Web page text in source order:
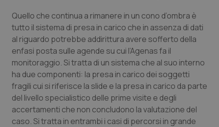
Provincia Autonoma di Trento
Puglia
Sardegna
Sicilia
Ipertensione & Scompenso
Malattie rare
Malattia di Crohn & Rettocolite Ulcerosa
Neuroscienze & patologie neurodegenerative
Quello che continua a rimanere in un cono d’ombra è
tutto il sistema di presa in carico che in assenza di dati
al riguardo potrebbe addirittura avere sofferto della
enfasi posta sulle agende su cui l’Agenas fa il
monitoraggio. Si tratta di un sistema che al suo interno
ha due componenti: la presa in carico dei soggetti
fragili cui si riferisce la slide e la presa in carico da parte
del livello specialistico delle prime visite e degli
accertamenti che non concludono la valutazione del
caso. Si tratta in entrambi i casi di percorsi in grande